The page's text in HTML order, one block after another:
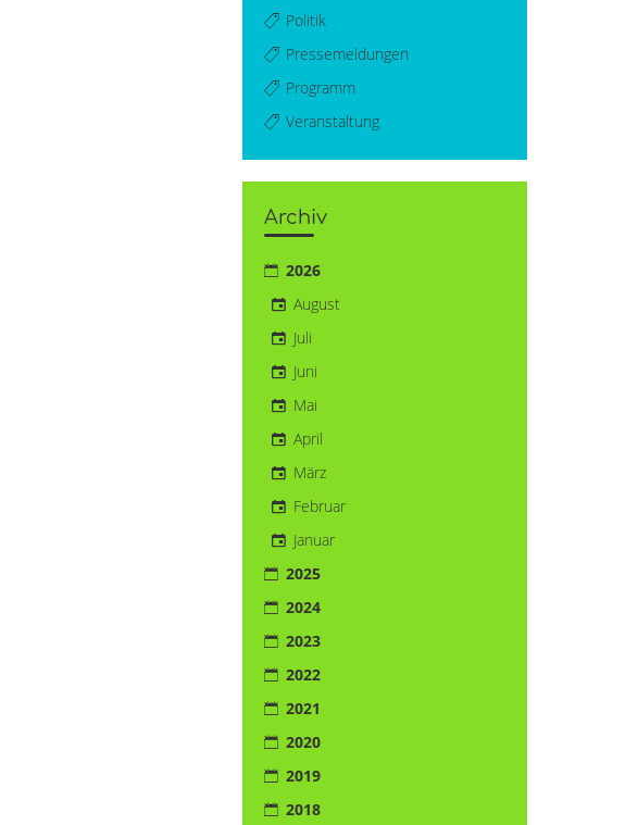
Politik
Pressemeldungen
Programm
Veranstaltung
Archiv
2026
August
Juli
Juni
Mai
April
März
Februar
Januar
2025
2024
2023
2022
2021
2020
2019
2018